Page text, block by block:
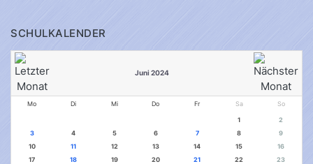
SCHULKALENDER
Juni 2024
Mo Di Mi Do Fr Sa So
1
2
3
4 5 6 7 8
9
10
11 12 13 14 15
16
17
18 19 20 21 22
23